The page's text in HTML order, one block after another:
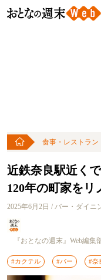
食事・レストラン
近鉄奈良駅近く
120年の町家をリ
2025年6月2日 / バー・ダイニ
『おとなの週末』Web編集
#カクテル #バー #奈